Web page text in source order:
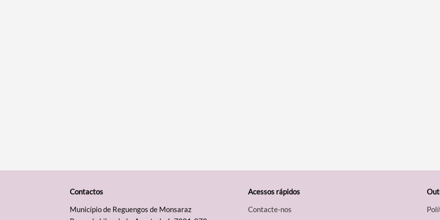
Contactos
Município de Reguengos de Monsaraz
Acessos rápidos
Contacte-nos